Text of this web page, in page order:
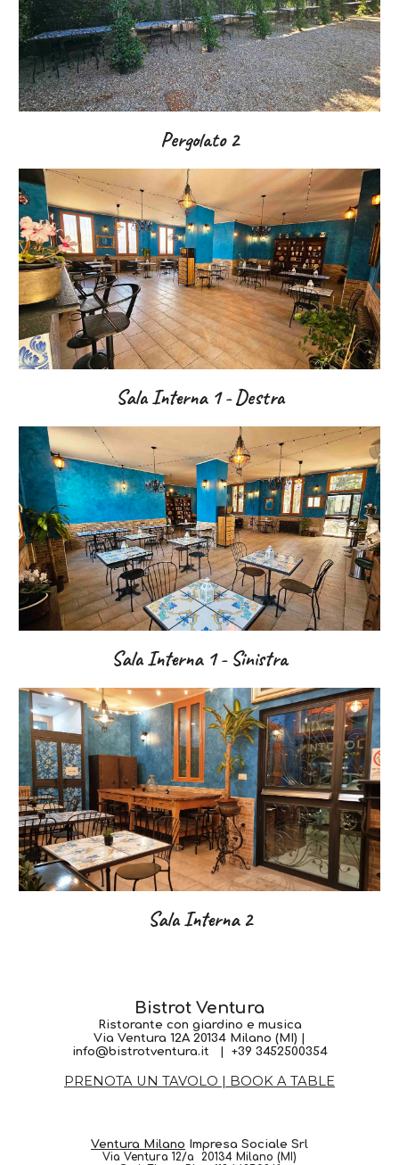
Pergolato2
Sala Interna 1 - Destra
Sala Interna 1 - Sinistra
Sala Interna 2
Bistrot Ventura
Ristorante con giardino e musica
Via Ventura 12A 20134 Milano (MI) |
info@bistrotventura.it | +39 3452500354
PRENOTA UN TAVOLO | BOOK A TABLE
Ventura Milano Impresa Sociale Srl
Via Ventura 12/a 20134 Milano (MI)